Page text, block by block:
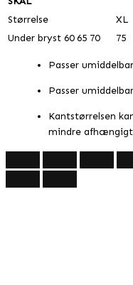
Størrelse
XL
Under bryst 60 65 70 75
Passer
Passer
Kantstørrelsen
mindre